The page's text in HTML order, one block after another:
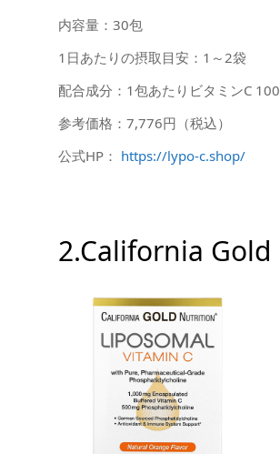
内容量：30包
1日あたりの摂取目安：1～2袋
配合成分：1包あたりビタミンC
参考価格：7,776円（税込）
公式HP： https://lypo-c.shop/
2.California